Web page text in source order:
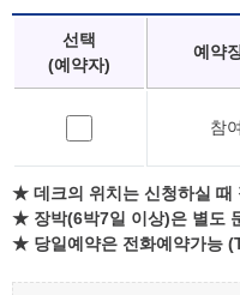
선택
(예약자)
예약
참
★ 데크의 위치는 신청하실 때
★ 장박(6박7일 이상)은 별도
★ 당일예약은 전화예약가능